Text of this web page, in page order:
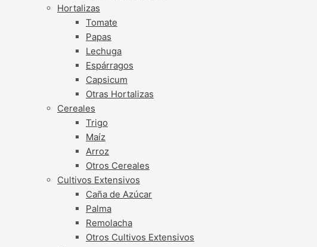
Hortalizas
Tomate
Papas
Lechuga
Espárragos
Capsicum
Otras Hortalizas
Cereales
Trigo
Maíz
Arroz
Otros Cereales
Cultivos Extensivos
Caña de Azúcar
Palma
Remolacha
Otros Cultivos Extensivos